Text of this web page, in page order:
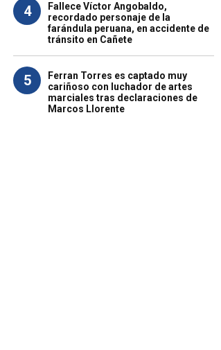
4
Fallece Víctor Angobaldo,
recordado personaje de la
farándula peruana, en accidente de
tránsito en Cañete
5
Ferran Torres es captado muy
cariñoso con luchador de artes
marciales tras declaraciones de
Marcos Llorente